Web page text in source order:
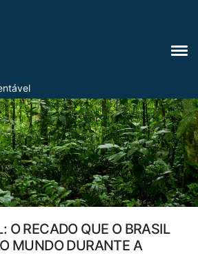
O RECADO QUE O BRASIL
MUNDO DURANTE A